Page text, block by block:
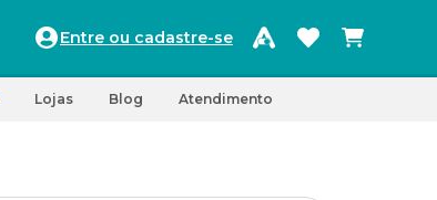
Entre ou cadastre-se
Lojas Blog Atendimento